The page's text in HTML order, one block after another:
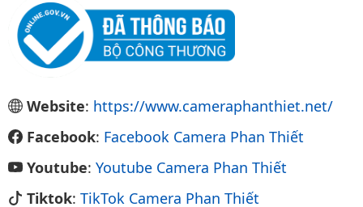
Website: https://www.cameraphanthiet.net/
Facebook: Facebook Camera Phan Thiết
Youtube: Youtube Camera Phan Thiết
Tiktok: TikTok Camera Phan Thiết